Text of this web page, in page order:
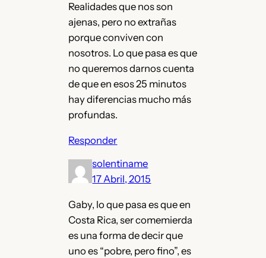
Realidades que nos son
ajenas, pero no extrañas
porque conviven con
nosotros. Lo que pasa es que
no queremos darnos cuenta
de que en esos 25 minutos
hay diferencias mucho más
profundas.
Responder
solentiname
17 Abril, 2015
Gaby, lo que pasa es que en
Costa Rica, ser comemierda
es una forma de decir que
uno es “pobre, pero fino”, es